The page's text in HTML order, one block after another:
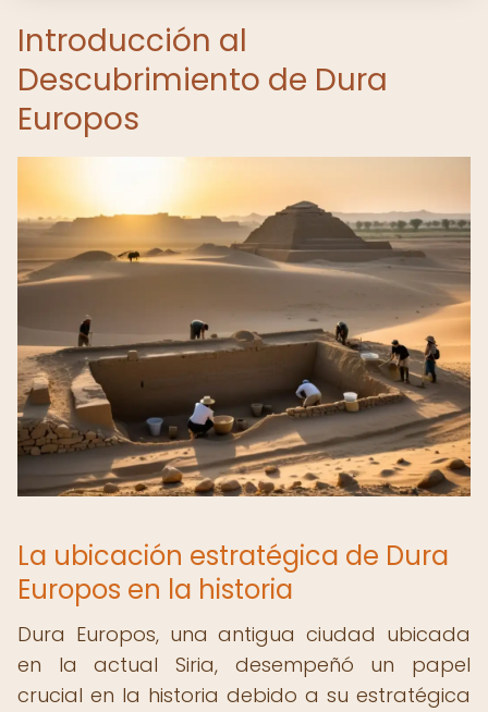
Introducción al
Descubrimiento de Dura
Europos
La ubicación estratégica de Dura
Europos en la historia
Dura Europos, una antigua ciudad ubicada
en la actual Siria, desempeñó un papel
crucial en la historia debido a su estratégica